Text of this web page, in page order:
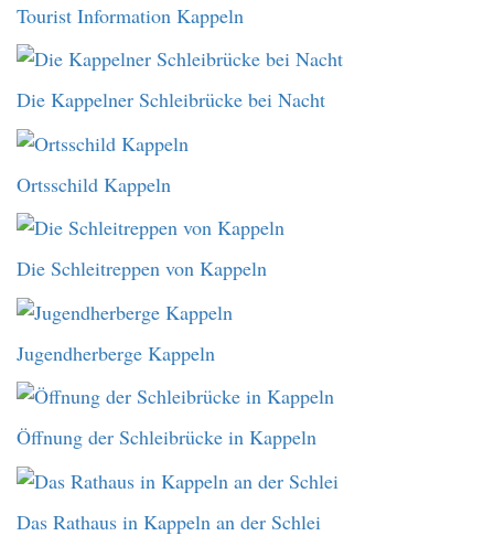
Tourist Information Kappeln
Die Kappelner Schleibrücke bei Nacht
Ortsschild Kappeln
Die Schleitreppen von Kappeln
Jugendherberge Kappeln
Öffnung der Schleibrücke in Kappeln
Das Rathaus in Kappeln an der Schlei